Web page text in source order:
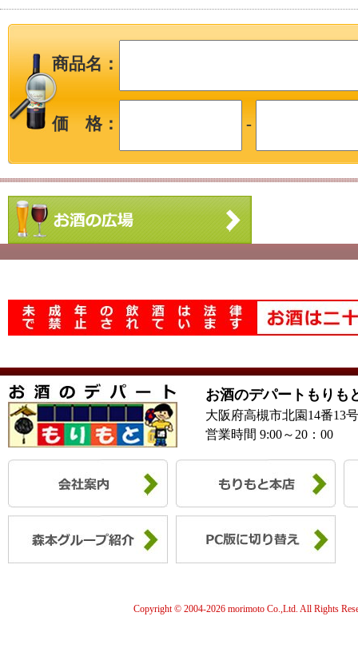
商品名：
価 格： -
お酒のデパートもりも
大阪府高槻市北園14番13
営業時間 9:00～20：00
Copyright © 2004-2026 morimoto Co.,Ltd. All Rights